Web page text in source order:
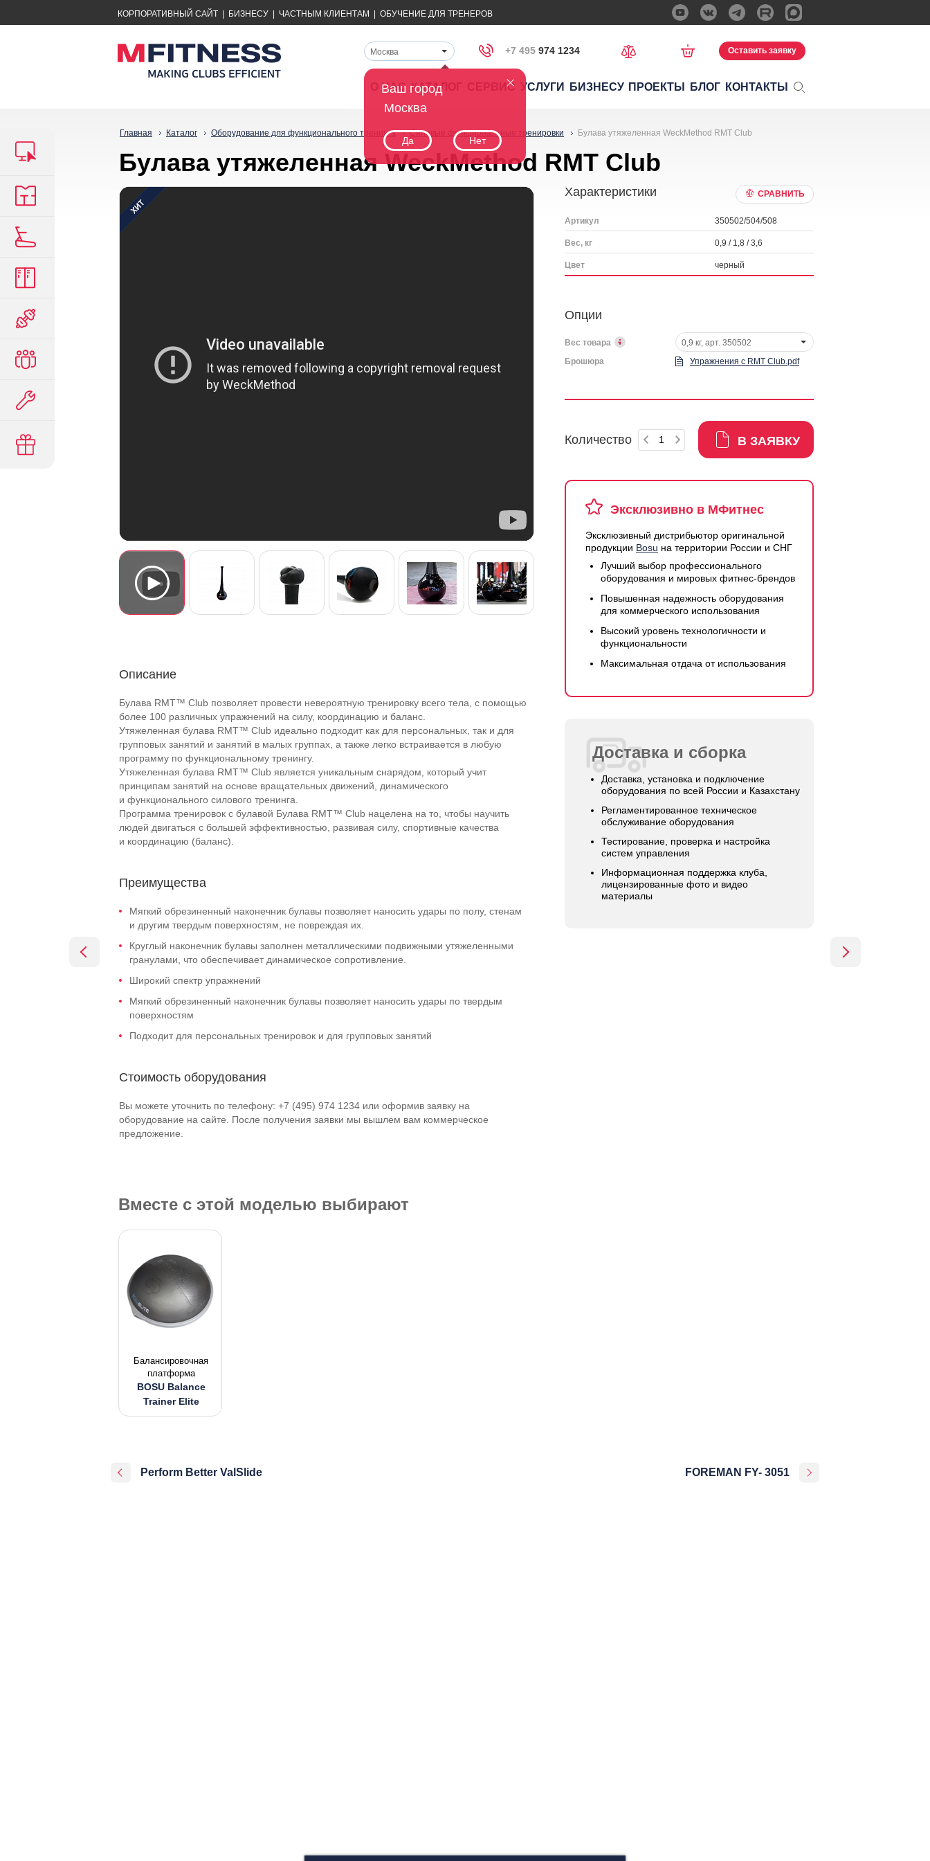
КОРПОРАТИВНЫЙ САЙТ БИЗНЕСУ ЧАСТНЫМ КЛИЕНТАМ ОБУЧЕНИЕ ДЛЯ ТРЕНЕРОВ
Ваш город
Москва
Да Нет
Москва +7 495 974 1234 Оставить заявку
О НАС КАТАЛОГ СЕРВИС УСЛУГИ БИЗНЕСУ ПРОЕКТЫ БЛОГ КОНТАКТЫ
Главная Каталог Оборудование для функционального тренинга Силовые функциональные тренировки Булава утяжеленная WeckMethod RMT Club
Булава утяжеленная WeckMethod RMT Club
Характеристики СРАВНИТЬ
Артикул 350502/504/508
Вес, кг 0,9 / 1,8 / 3,6
Цвет черный
Опции
Вес товара
0,9 кг, арт. 350502
Брошюра
Упражнения с RMT Club.pdf
Количество В ЗАЯВКУ
Эксклюзивно в МФитнес
Эксклюзивный дистрибьютор оригинальной
продукции Bosu на территории России и СНГ
Лучший выбор профессионального
оборудования и мировых фитнес-брендов
Повышенная надежность оборудования
для коммерческого использования
Высокий уровень технологичности и
функциональности
Максимальная отдача от использования
Доставка и сборка
Доставка, установка и подключение
оборудования по всей России и Казахстану
Регламентированное техническое
обслуживание оборудования
Тестирование, проверка и настройка
систем управления
Информационная поддержка клуба,
лицензированные фото и видео
материалы
Описание
Булава RMT™ Club позволяет провести невероятную тренировку всего тела, с помощью
более 100 различных упражнений на силу, координацию и баланс.
Утяжеленная булава RMT™ Club идеально подходит как для персональных, так и для
групповых занятий и занятий в малых группах, а также легко встраивается в любую
программу по функциональному тренингу.
Утяжеленная булава RMT™ Club является уникальным снарядом, который учит
принципам занятий на основе вращательных движений, динамического
и функционального силового тренинга.
Программа тренировок с булавой Булава RMT™ Club нацелена на то, чтобы научить
людей двигаться с большей эффективностью, развивая силу, спортивные качества
и координацию (баланс).
Преимущества
Мягкий обрезиненный наконечник булавы позволяет наносить удары по полу, стенам
и другим твердым поверхностям, не повреждая их.
Круглый наконечник булавы заполнен металлическими подвижными утяжеленными
гранулами, что обеспечивает динамическое сопротивление.
Широкий спектр упражнений
Мягкий обрезиненный наконечник булавы позволяет наносить удары по твердым
поверхностям
Подходит для персональных тренировок и для групповых занятий
Стоимость оборудования
Вы можете уточнить по телефону: +7 (495) 974 1234 или оформив заявку на
оборудование на сайте. После получения заявки мы вышлем вам коммерческое
предложение.
Вместе с этой моделью выбирают
Балансировочная
платформа
BOSU Balance
Trainer Elite
Perform Better ValSlide FOREMAN FY- 3051